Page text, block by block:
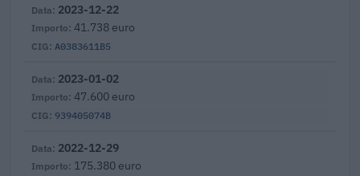
A0383611B5
2023-12-22
41.738 euro
939405074B
2023-01-02
47.600 euro
2022-12-29
175.380 euro